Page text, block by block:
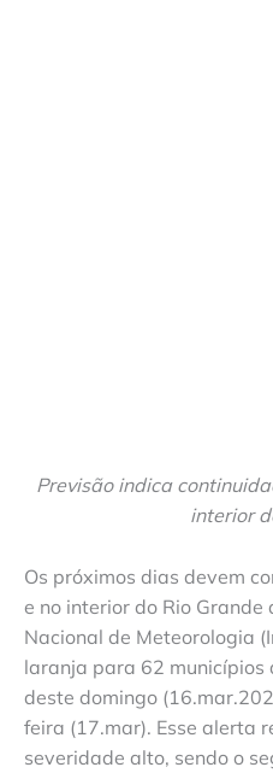
Previsão indica
interior
Os próximos dias devem
e no interior do Rio Grande
Nacional de Meteorologia
laranja para 62 municípios
deste domingo
feira (17.mar). Esse alerta
severidade alto, sendo o